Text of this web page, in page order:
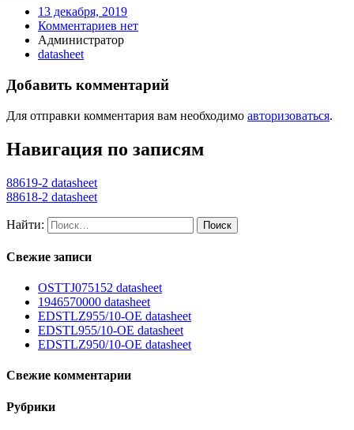
13 декабря, 2019
Комментариев нет
Администратор
datasheet
Добавить комментарий
Для отправки комментария вам необходимо авторизоваться.
Навигация по записям
88619-2 datasheet
88618-2 datasheet
Найти:
Свежие записи
OSTTJ075152 datasheet
1946570000 datasheet
EDSTLZ955/10-OE datasheet
EDSTL955/10-OE datasheet
EDSTLZ950/10-OE datasheet
Свежие комментарии
Рубрики